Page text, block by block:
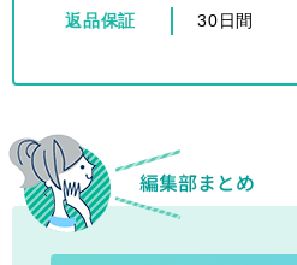
返品保証 30日間